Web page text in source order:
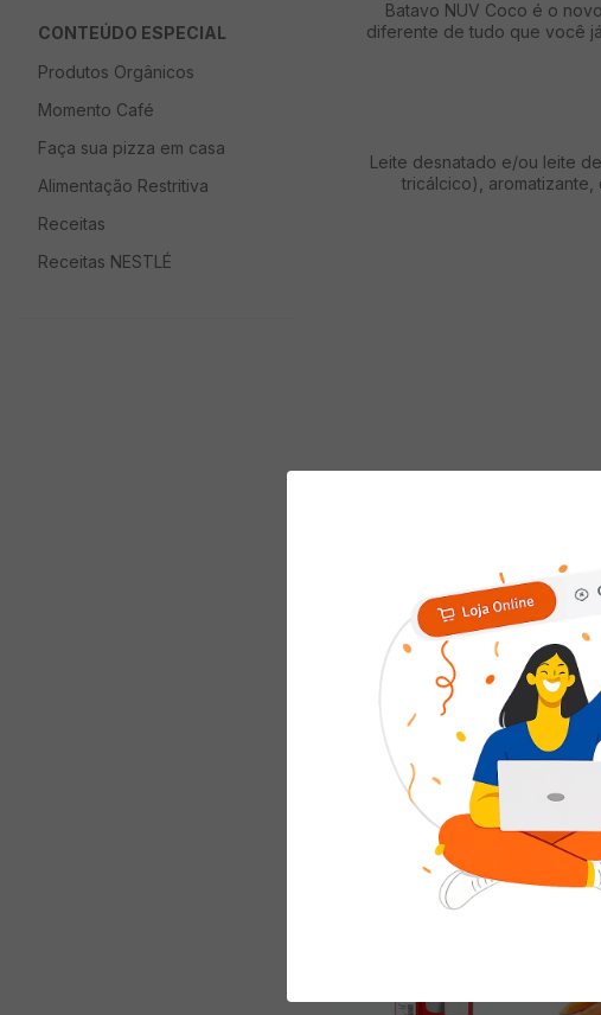
CONTEÚDO ESPECIAL
Produtos Orgânicos
Momento Café
Faça sua pizza em casa
Alimentação Restritiva
Receitas
Receitas NESTLÉ
Batavo NUV Coco é o
diferente de tudo que você
Leite desnatado e/ou leite
tricálcico),
Informações
Origem
Quem viu